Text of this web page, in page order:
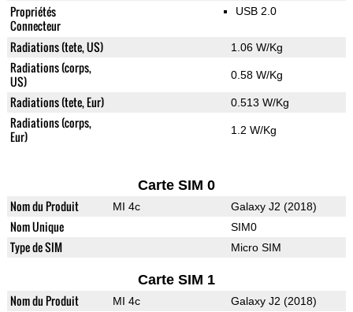
Propriétés
Connecteur
USB 2.0
Radiations (tete, US) 1.06 W/Kg
Radiations (corps,
US)
0.58 W/Kg
Radiations (tete, Eur) 0.513 W/Kg
Radiations (corps,
Eur)
1.2 W/Kg
Carte SIM 0
Nom du Produit MI 4c Galaxy J2 (2018)
Nom Unique SIM0
Type de SIM Micro SIM
Carte SIM 1
Nom du Produit MI 4c Galaxy J2 (2018)